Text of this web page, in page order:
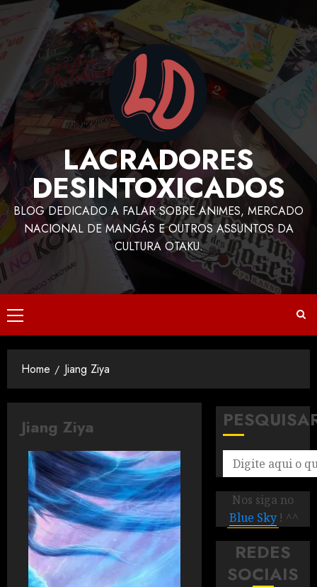
LACRADORES
DESINTOXICADOS
BLOG DEDICADO A FALAR SOBRE ANIMES, MERCADO
NACIONAL DE MANGÁS E OUTROS ASSUNTOS DA
CULTURA OTAKU.
Home Jiang Ziya
Jiang Ziya
Nos siga no
Blue Sky ! ^^
REDES
SOCIAIS